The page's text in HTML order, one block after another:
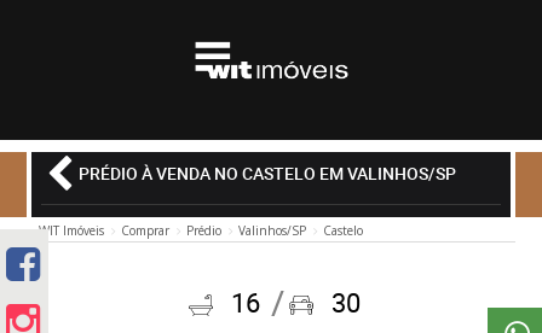
PRÉDIO À VENDA NO CASTELO EM VALINHOS/SP
WIT Imóveis Comprar Prédio Valinhos/SP Castelo
16 30